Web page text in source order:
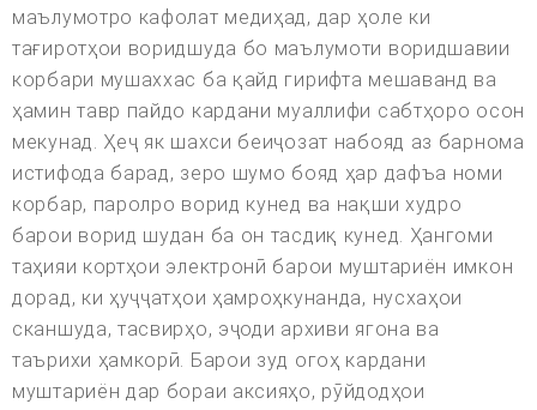
маълумотро кафолат медиҳад, дар ҳоле ки
тағиротҳои воридшуда бо маълумоти воридшавии
корбари мушаххас ба қайд гирифта мешаванд ва
ҳамин тавр пайдо кардани муаллифи сабтҳоро осон
мекунад. Ҳеҷ як шахси беиҷозат набояд аз барнома
истифода барад, зеро шумо бояд ҳар дафъа номи
корбар, паролро ворид кунед ва нақши худро
барои ворид шудан ба он тасдиқ кунед. Ҳангоми
таҳияи кортҳои электронӣ барои муштариён имкон
дорад, ки ҳуҷҷатҳои ҳамроҳкунанда, нусхаҳои
сканшуда, тасвирҳо, эҷоди архиви ягона ва
таърихи ҳамкорӣ. Барои зуд огоҳ кардани
муштариён дар бораи аксияҳо, рӯйдодҳои